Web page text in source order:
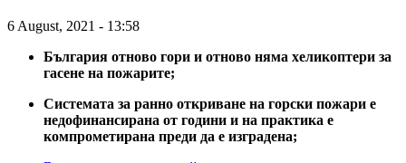
6 August, 2021 - 13:58
България отново гори и отново няма хеликоптери за
гасене на пожарите;
Системата за ранно откриване на горски пожари е
недофинансирана от години и на практика е
компрометирана преди да е изградена;